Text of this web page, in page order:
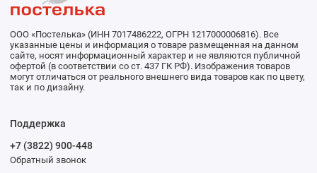
ООО «Постелька» (ИНН 7017486222, ОГРН 1217000006816). Все
указанные цены и информация о товаре размещенная на данном
сайте, носят информационный характер и не являются публичной
офертой (в соответствии со ст. 437 ГК РФ). Изображения товаров
могут отличаться от реального внешнего вида товаров как по цвету,
так и по дизайну.
Поддержка
+7 (3822) 900-448
Обратный звонок